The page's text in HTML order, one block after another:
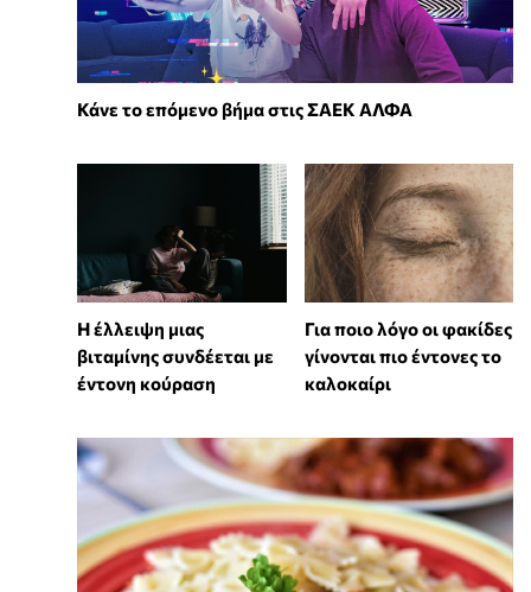
Κάνε το επόμενο βήμα στις ΣΑΕΚ ΑΛΦΑ
⁠Η έλλειψη μιας
βιταμίνης συνδέεται με
έντονη κούραση
Για ποιο λόγο οι φακίδες
γίνονται πιο έντονες το
καλοκαίρι